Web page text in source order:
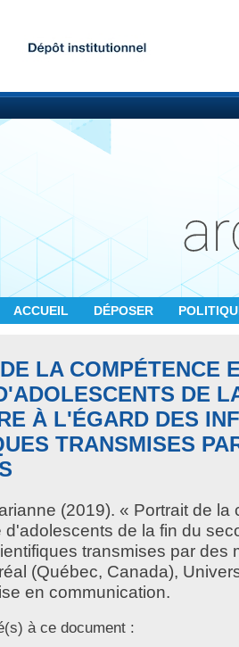
ACCUEIL DÉPOSER
LA COMPÉTENCE
DE
À L'ÉGARD DES
TRANSMISES
(2019). « Portrait de la
d'adolescents de la fin du
transmises par des
(Québec, Canada),
en communication.
à ce document :